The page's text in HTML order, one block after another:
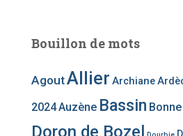
Bouillon de mots
AgoutAllier Archiane
2024Auzène Bassin Bonne
Doron de Bozel